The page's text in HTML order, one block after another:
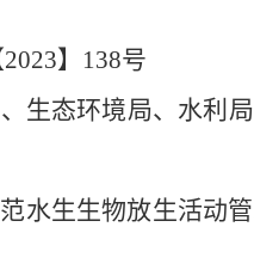
2023】 138号
生态环境局、水利
水生生物放生活动